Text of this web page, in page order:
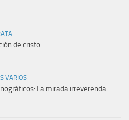
de cristo.
VARIOS
La mirada irreverenda